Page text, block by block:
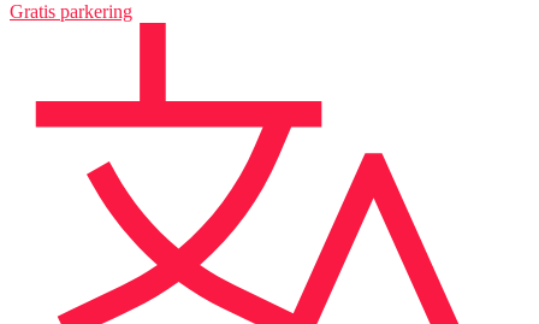
Gratis parkering